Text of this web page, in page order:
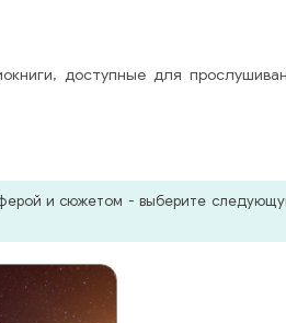
доступные для
и сюжетом - выберите